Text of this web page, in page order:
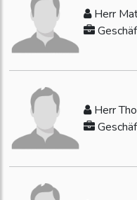
18.11.2024
als neuen Solution
07.10.2024
Kompetenzpartner
17.09.2024
10.09.2024
Gipfel im Oktober
Plattform
05.09.2024
Benelux
DSAG-
Herr
Herr